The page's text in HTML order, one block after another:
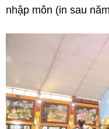
nhập môn (in sau